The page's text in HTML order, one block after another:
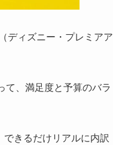
ディズニー・プレミアア
て、満足度と予算のバラ
きるだけリアルに内訳